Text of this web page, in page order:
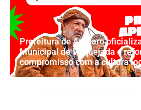
Prefeitura de Amparo
Municipal de Vaquejada e
compromisso com a cultura